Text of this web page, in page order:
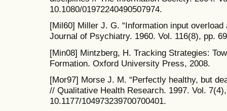
10.1080/01972240490507974.
[Mil60] Miller J. G. “Information input
Journal of Psychiatry. 1960. Vol. 116(8), pp.
[Min08] Mintzberg, H. Tracking Strategies:
Formation. Oxford University Press, 2008.
[Mor97] Morse J. M. “Perfectly healthy, but
// Qualitative Health Research. 1997. Vol.
10.1177/104973239700700401.